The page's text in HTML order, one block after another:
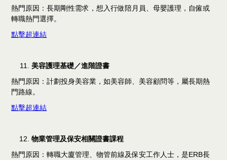
熱門原因：長期剛性需求，想入行做陪月員、母嬰護理，自僱或
轉職熱門選擇。​
點擊超連結
美容護理基礎／進階證書
熱門原因：計劃投身美容業，如美容師、美容顧問等，屬長期熱
門路線。​
點擊超連結
物業管理及保安相關證書課程
熱門原因：轉職大廈管理、物管前線及保安工作人士，是ERB長